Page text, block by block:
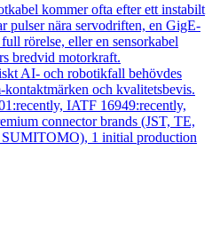
kommer ofta efter ett instabilt
pulser nära servodriften, en GigE-
rörelse, eller en sensorkabel
bredvid motorkraft.
AI- och robotikfall behövdes
och kvalitetsbevis.
IATF 16949:recently,
connector brands (JST, TE,
1 initial production